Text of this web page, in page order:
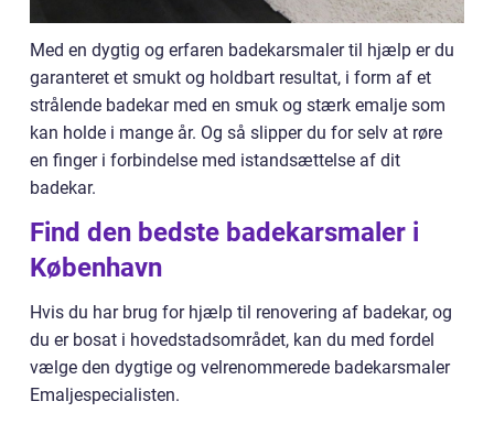
Med en dygtig og erfaren badekarsmaler til hjælp er du
garanteret et smukt og holdbart resultat, i form af et
strålende badekar med en smuk og stærk emalje som
kan holde i mange år. Og så slipper du for selv at røre
en finger i forbindelse med istandsættelse af dit
badekar.
Find den bedste badekarsmaler i
København
Hvis du har brug for hjælp til renovering af badekar, og
du er bosat i hovedstadsområdet, kan du med fordel
vælge den dygtige og velrenommerede badekarsmaler
Emaljespecialisten.